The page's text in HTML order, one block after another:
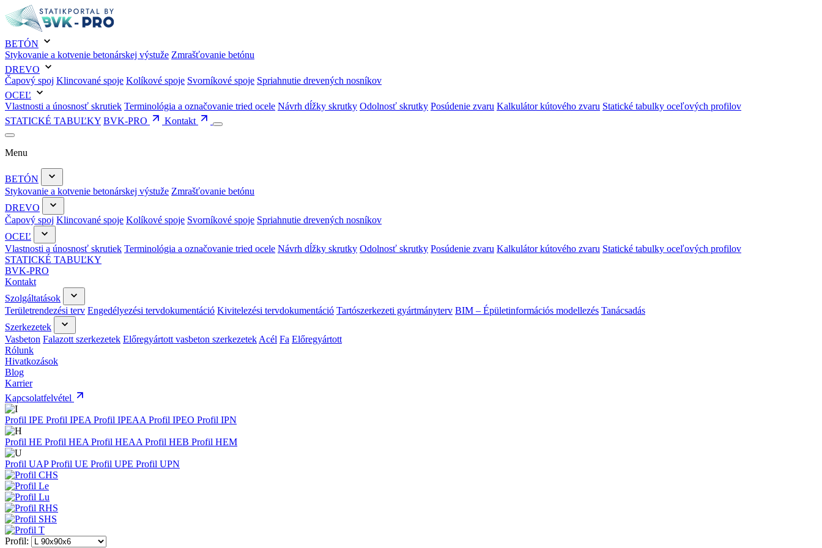
BETÓN
Stykovanie a kotvenie betonárskej výstuže Zmrašťovanie betónu
DREVO
Čapový spoj Klincované spoje Kolíkové spoje Svorníkové spoje Spriahnutie drevených nosníkov
OCEĽ
Vlastnosti a únosnosť skrutiek Terminológia a označovanie tried ocele Návrh dĺžky skrutky Odolnosť skrutky Posúdenie zvaru Kalkulátor kútového zvaru Statické tabulky oceľových profilov
STATICKÉ TABUĽKY BVK-PRO Kontakt
Menu
BETÓN
Stykovanie a kotvenie betonárskej výstuže Zmrašťovanie betónu
DREVO
Čapový spoj Klincované spoje Kolíkové spoje Svorníkové spoje Spriahnutie drevených nosníkov
OCEĽ
Vlastnosti a únosnosť skrutiek Terminológia a označovanie tried ocele Návrh dĺžky skrutky Odolnosť skrutky Posúdenie zvaru Kalkulátor kútového zvaru Statické tabulky oceľových profilov
STATICKÉ TABUĽKY
BVK-PRO
Kontakt
Szolgáltatások
Területrendezési terv Engedélyezési tervdokumentáció Kivitelezési tervdokumentáció Tartószerkezeti gyártmányterv BIM – Épületinformációs modellezés Tanácsadás
Szerkezetek
Vasbeton Falazott szerkezetek Előregyártott vasbeton szerkezetek Acél Fa Előregyártott
Rólunk
Hivatkozások
Blog
Karrier
Kapcsolatfelvétel
Profil IPE Profil IPEA Profil IPEAA Profil IPEO Profil IPN
Profil HE Profil HEA Profil HEAA Profil HEB Profil HEM
Profil UAPProfil UE Profil UPE Profil UPN
Profil: